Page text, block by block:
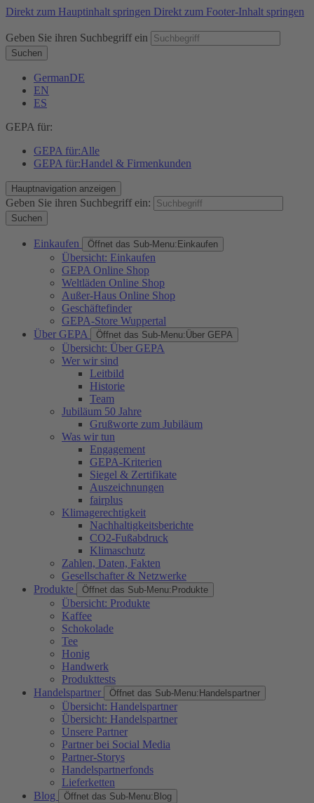
Direkt zum Hauptinhalt springen Direkt zum Footer-Inhalt springen
Geben Sie ihren Suchbegriff ein
Suchen
GermanDE
EN
ES
GEPA für:
GEPA für:Alle
GEPA für:Handel & Firmenkunden
Hauptnavigation anzeigen
Geben Sie ihren Suchbegriff ein:
Suchen
Einkaufen Öffnet das Sub-Menu: Einkaufen
Übersicht: Einkaufen
GEPA Online Shop
Weltläden Online Shop
Außer-Haus Online Shop
Geschäftefinder
GEPA-Store Wuppertal
Über GEPA
Öffnet das Sub-Menu:Über GEPA
Übersicht: Über GEPA
Wer wir sind
Leitbild
Historie
Team
Jubiläum 50 Jahre
Grußworte zum Jubiläum
Was wir tun
Engagement
GEPA-Kriterien
Siegel & Zertifikate
Auszeichnungen
fairplus
Klimagerechtigkeit
Nachhaltigkeitsberichte
CO2-Fußabdruck
Klimaschutz
Zahlen, Daten, Fakten
Gesellschafter & Netzwerke
Produkte
Öffnet das Sub-Menu: Produkte
Übersicht: Produkte
Kaffee
Schokolade
Tee
Honig
Handwerk
Produkttests
Handelspartner
Öffnet das Sub-Menu: Handelspartner
Übersicht: Handelspartner
Übersicht: Handelspartner
Unsere Partner
Partner bei Social Media
Partner-Storys
Handelspartnerfonds
Lieferketten
Blog
Öffnet das Sub-Menu: Blog